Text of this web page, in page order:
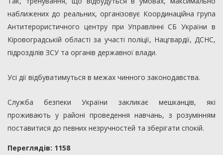
наближених до реальних, організовує Координаційна група
Антитерористичного центру при Управлінні СБ України в
Кіровоградській області за участі поліції, Нацгвардії, ДСНС,
підрозділів ЗСУ та органів державної влади.
Усі дії відбуватимуться в межах чинного законодавства.
Служба безпеки України закликає мешканців, які
проживають у районі проведення навчань, з розумінням
поставитися до певних незручностей та зберігати спокій.
Переглядiв: 1158